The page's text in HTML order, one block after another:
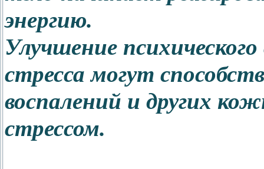
энергию.
Улучшение
стресса могут
воспалений и других
стрессом.